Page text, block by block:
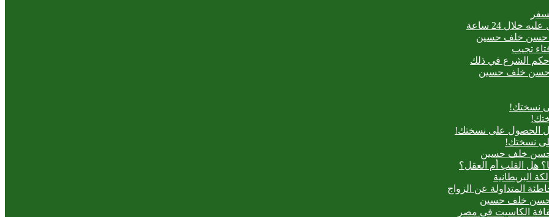
حسن خلف حسين
تجيب
حكم الشرع في ذلك
حسن خلف حسين
نسختك!
الحصول على نسختك!
نسختك!
حسن خلف حسين
هل القلب أم العقل؟
البريطانية
المتداولة عن الزواج
حسن خلف حسين
الكاسيت في مصر